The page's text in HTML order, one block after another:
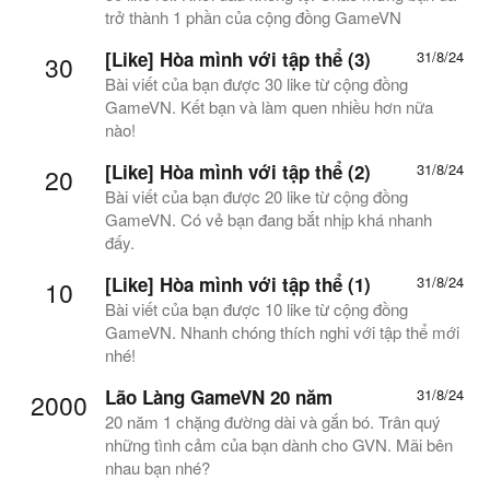
trở thành 1 phần của cộng đồng GameVN
30 31/8/24
[Like] Hòa mình với tập thể (3)
Bài viết của bạn được 30 like từ cộng đồng
GameVN. Kết bạn và làm quen nhiều hơn nữa
nào!
20 31/8/24
[Like] Hòa mình với tập thể (2)
Bài viết của bạn được 20 like từ cộng đồng
GameVN. Có vẻ bạn đang bắt nhịp khá nhanh
đấy.
10 31/8/24
[Like] Hòa mình với tập thể (1)
Bài viết của bạn được 10 like từ cộng đồng
GameVN. Nhanh chóng thích nghi với tập thể mới
nhé!
2000 31/8/24
Lão Làng GameVN 20 năm
20 năm 1 chặng đường dài và gắn bó. Trân quý
những tình cảm của bạn dành cho GVN. Mãi bên
nhau bạn nhé?